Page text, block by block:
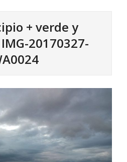
+ verde y
IMG-20170327-